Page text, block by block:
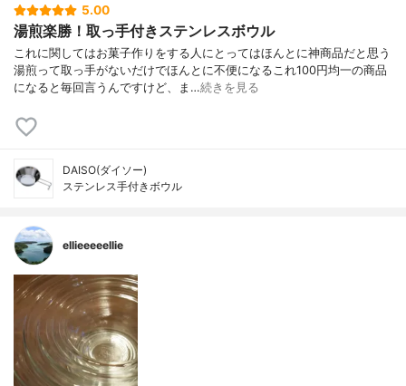
5.00
湯煎楽勝！取っ手付きステンレスボウル
これに関してはお菓子作りをする人にとってはほんとに神商品だと思う
湯煎って取っ手がないだけでほんとに不便になるこれ100円均一の商品
になると毎回言うんですけど、ま…続きを見る
DAISO(ダイソー)
ステンレス手付きボウル
ellieeeeellie